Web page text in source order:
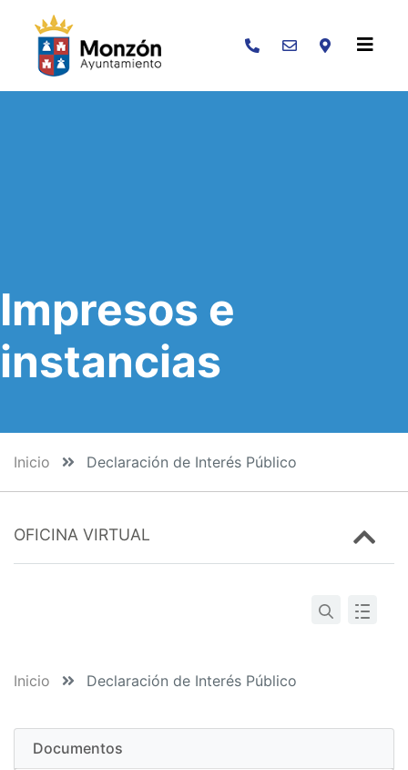
Buscar
Impresos e
instancias
Inicio Declaración de Interés Público
OFICINA VIRTUAL
Inicio Declaración de Interés Público
Documentos